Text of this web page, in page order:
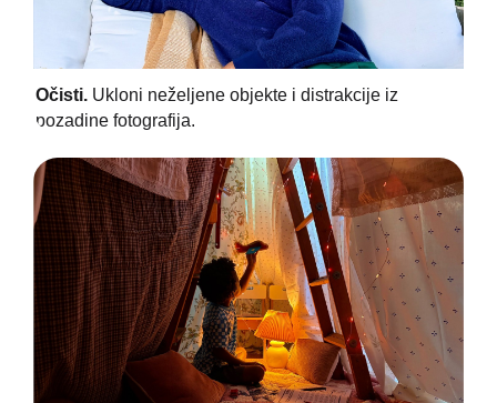
Očisti. Ukloni neželjene objekte i distrakcije iz
pozadine fotografija.